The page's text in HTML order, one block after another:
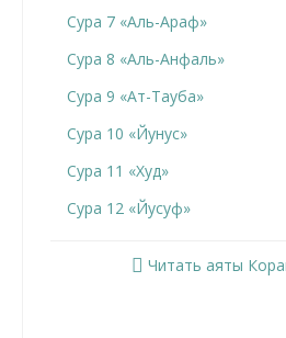
Сура 7 «Аль-Араф»
Сура 8 «Аль-Анфаль»
Сура 9 «Ат-Тауба»
Сура 10 «Йунус»
Сура 11 «Худ»
Сура 12 «Йусуф»
Читать аяты